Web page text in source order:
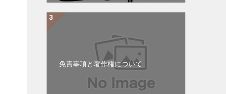
免責事項と著作権について